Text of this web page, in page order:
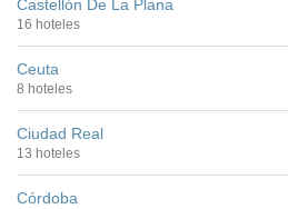
Castellón De La Plana
16 hoteles
Ceuta
8 hoteles
Ciudad Real
13 hoteles
Córdoba